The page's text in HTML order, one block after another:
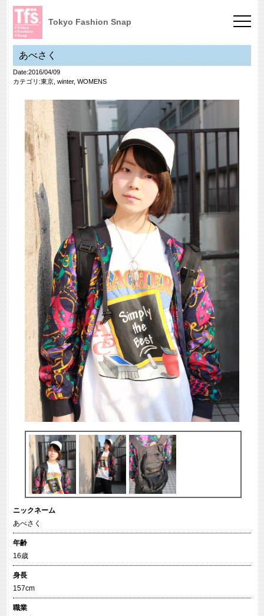
Tokyo Fashion Snap
あべさく
Date:2016/04/09
カテゴリ:東京, winter, WOMENS
ニックネーム
あべさく
年齢
16歳
身長
157cm
職業